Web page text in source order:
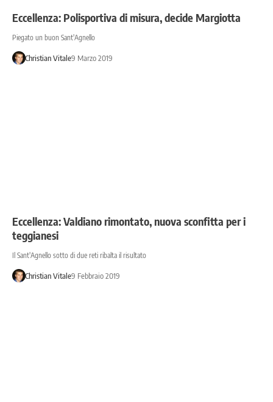
Eccellenza: Polisportiva di misura, decide Margiotta
Piegato un buon Sant'Agnello
Christian Vitale9 Marzo 2019
Eccellenza: Valdiano rimontato, nuova sconfitta per i
teggianesi
Il Sant'Agnello sotto di due reti ribalta il risultato
Christian Vitale9 Febbraio 2019